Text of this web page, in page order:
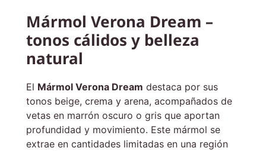
Mármol Verona Dream –
tonos cálidos y belleza
natural
El Mármol Verona Dream destaca por sus
tonos beige, crema y arena, acompañados de
vetas en marrón oscuro o gris que aportan
profundidad y movimiento. Este mármol se
extrae en cantidades limitadas en una región